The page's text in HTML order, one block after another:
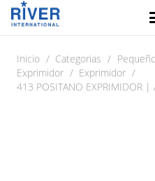
Inicio / Categorias /
Exprimidor / Exprimidor /
413 POSITANO EXPRIMIDOR |